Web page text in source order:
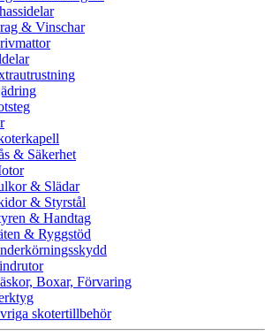
& Vinschar
& Säkerhet
& Slädar
& Styrstål
& Handtag
& Ryggstöd
Boxar, Förvaring
skotertillbehör